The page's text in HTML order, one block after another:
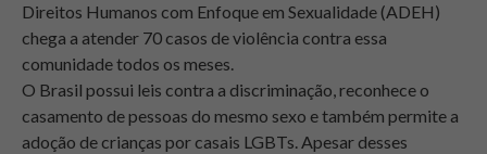
Direitos Humanos com Enfoque em Sexualidade (ADEH)
chega a atender 70 casos de violência contra essa
comunidade todos os meses.
O Brasil possui leis contra a discriminação, reconhece o
casamento de pessoas do mesmo sexo e também permite a
adoção de crianças por casais LGBTs. Apesar desses